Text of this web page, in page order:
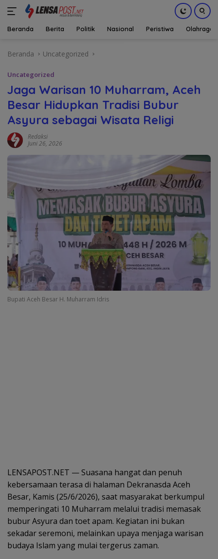
Beranda Berita Politik Nasional Peristiwa Olahraga
Beranda Uncategorized
Uncategorized
Jaga Warisan 10 Muharram, Aceh
Besar Hidupkan Tradisi Bubur
Asyura sebagai Wisata Religi
Redaksi
Juni 26, 2026
Bupati Aceh Besar H. Muharram Idris
LENSAPOST.NET — Suasana hangat dan penuh
kebersamaan terasa di halaman Dekranasda Aceh
Besar, Kamis (25/6/2026), saat masyarakat berkumpul
memperingati 10 Muharram melalui tradisi memasak
bubur Asyura dan toet apam. Kegiatan ini bukan
sekadar seremoni, melainkan upaya menjaga warisan
budaya Islam yang mulai tergerus zaman.